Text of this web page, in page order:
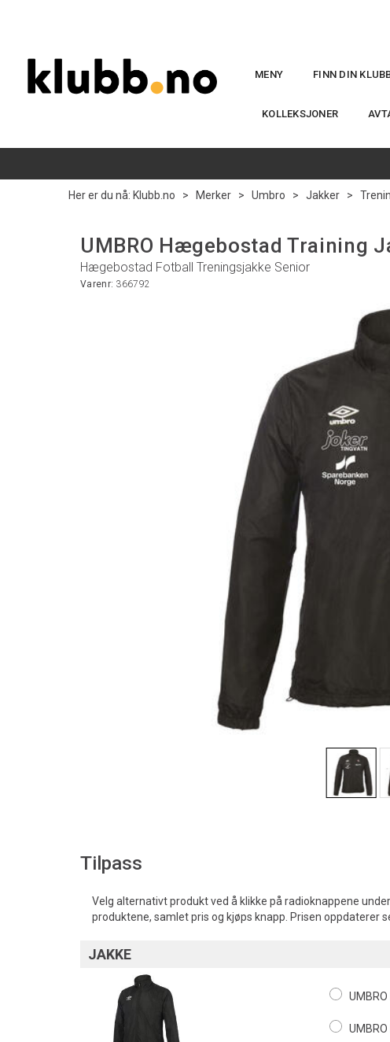
MENY FINN DIN
KOLLEKSJONER
Her er du nå: Klubb.no > Merker > Umbro > Jakker >
UMBRO Hægebostad Training
Hægebostad Fotball Treningsjakke Senior
Varenr: 366792
Tilpass
Velg alternativt produkt ved å klikke på radioknappene
produktene, samlet pris og kjøps knapp. Prisen oppdaterer
JAKKE